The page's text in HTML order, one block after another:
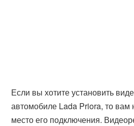
Если вы хотите установить
автомобиле Lada Priora, то вам
место его подключения.